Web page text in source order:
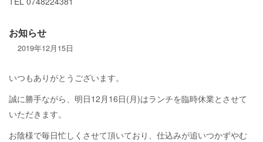
お知らせ
2019年12月15日
いつもありがとうございます。
誠に勝手ながら、明日12月16日(月)はランチを臨時休業とさせて
いただきます。
お陰様で毎日忙しくさせて頂いており、仕込みが追いつかずやむ